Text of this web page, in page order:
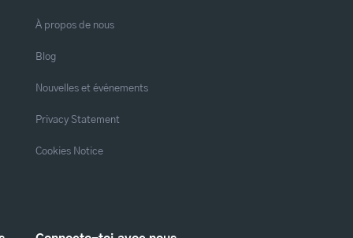
À propos de nous
Blog
Nouvelles et événements
Privacy Statement
Cookies Notice